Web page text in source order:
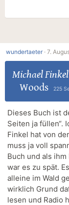
wundertaeter · 7.
Michael Finkel
Woods
225
Dieses Buch ist
Seiten ja füllen“.
Finkel hat von
muss ja voll
Buch und als
war es zu spät.
alleine im Wald
wirklich Grund
lesen und Radio